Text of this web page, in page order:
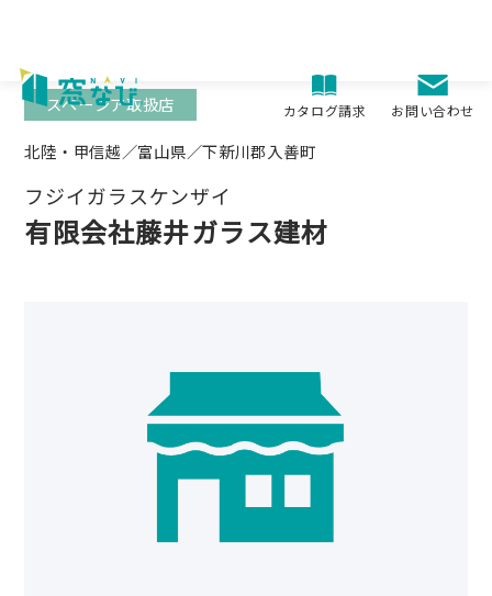
content
カタログ請求 お問い合わせ
北陸・甲信越／富山県／下新川郡入善町
フジイガラスケンザイ
有限会社藤井ガラス建材
スペーシア取扱店